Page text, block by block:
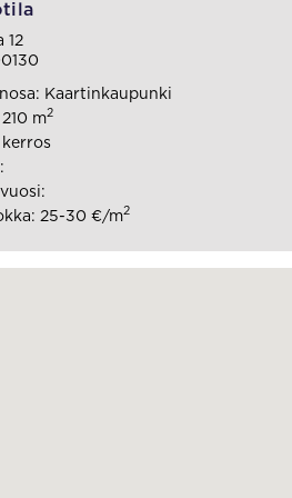
12
Kaartinkaupunki
m2
25-30 €/m2